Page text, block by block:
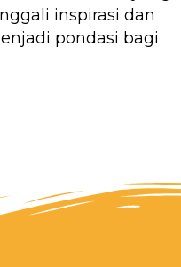
inspirasi dan
pondasi bagi